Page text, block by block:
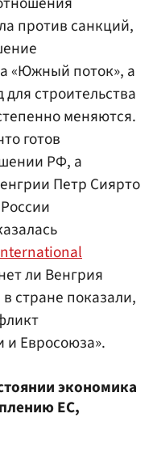
против санкций,
«Южный поток», а
строительства
меняются.
готов
РФ, а
Петр Сиярто
ли Венгрия
стране показали,
и Евросоюза».
экономика
ЕС,